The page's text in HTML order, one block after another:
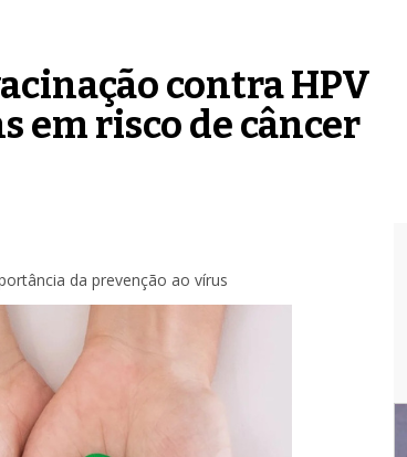
contra HPV
em risco de câncer
da prevenção ao vírus